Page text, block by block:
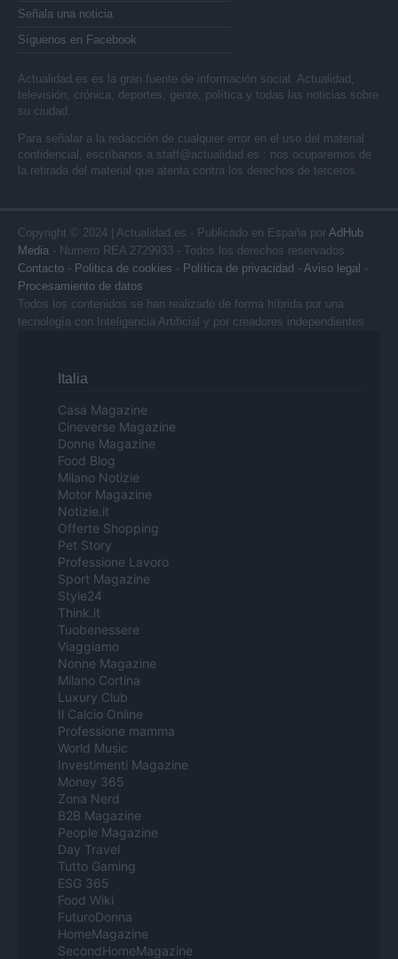
Señala una noticia
Síguenos en Facebook
Actualidad.es es la gran fuente de información social. Actualidad,
televisión, crónica, deportes, gente, política y todas las noticias sobre
su ciudad.
Para señalar a la redacción de cualquier error en el uso del material
confidencial, escríbanos a staff@actualidad.es : nos ocuparemos de
la retirada del material que atenta contra los derechos de terceros.
Copyright © 2024 | Actualidad.es - Publicado en España por AdHub
Media - Numero REA 2729933 - Todos los derechos reservados.
Contacto - Politica de cookies - Política de privacidad - Aviso legal -
Procesamiento de datos
Todos los contenidos se han realizado de forma híbrida por una
tecnología con Inteligencia Artificial y por creadores independientes
Italia
Casa Magazine
Cineverse Magazine
Donne Magazine
Food Blog
Milano Notizie
Motor Magazine
Notizie.it
Offerte Shopping
Pet Story
Professione Lavoro
Sport Magazine
Style24
Think.it
Tuobenessere
Viaggiamo
Nonne Magazine
Milano Cortina
Luxury Club
Il Calcio Online
Professione mamma
World Music
Investimenti Magazine
Money 365
Zona Nerd
B2B Magazine
People Magazine
Day Travel
Tutto Gaming
ESG 365
Food Wiki
FuturoDonna
HomeMagazine
SecondHomeMagazine